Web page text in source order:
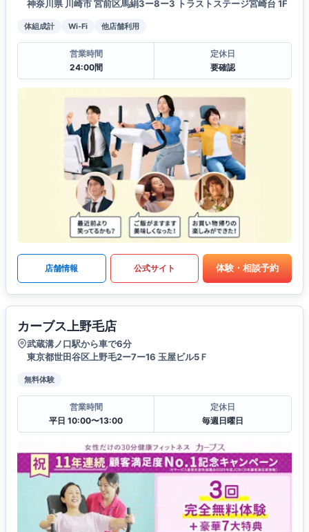
神奈川県 川崎市 宮前区馬絹3ー8ー3 トラストステージ宮崎台 1F
体組成計 Wi-Fi 他店舗利用
営業時間
24:00間
定休日
要確認
店舗情報 公式サイト 体験・相談予約
カーブス上野毛店
武蔵溝ノ口駅から車で6分
東京都世田谷区上野毛2ー7ー16 玉屋ビル5Ｆ
無料体験
営業時間
平日 10:00〜13:00
定休日
毎週日曜日